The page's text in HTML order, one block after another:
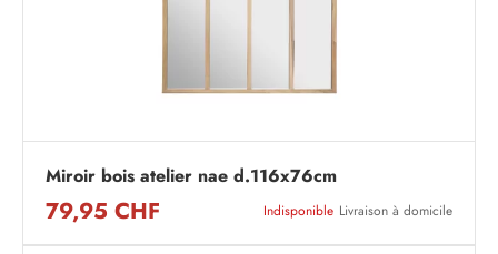
Miroir bois atelier nae d.116x76cm
79,95 CHF Indisponible Livraison à domicile